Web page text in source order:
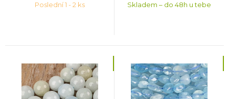
Poslední 1 - 2 ks Skladem – do 48h u tebe